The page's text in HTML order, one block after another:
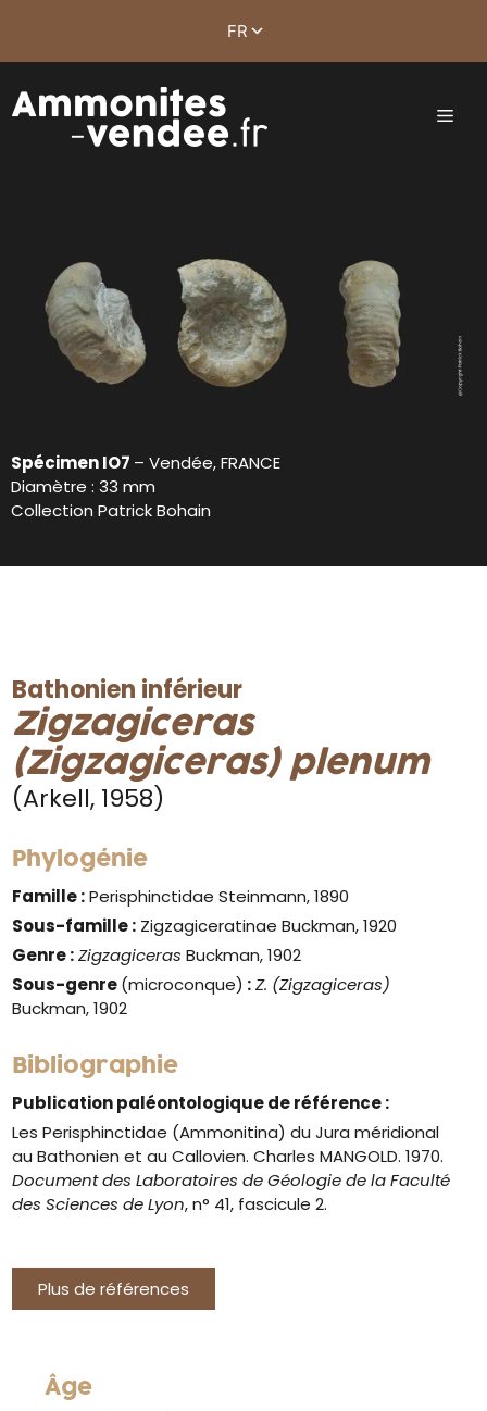
Spécimen IO7 – Vendée, FRANCE
Diamètre : 33 mm
Collection Patrick Bohain
Bathonien inférieur
Zigzagiceras
(Zigzagiceras) plenum
(Arkell, 1958)
Phylogénie
Famille :Perisphinctidae Steinmann, 1890
Sous-famille : Zigzagiceratinae Buckman, 1920
Genre: Zigzagiceras Buckman, 1902
Sous-genre(microconque) :Z. (Zigzagiceras)
Buckman, 1902
Bibliographie
Publication paléontologique de référence :
Les Perisphinctidae (Ammonitina) du Jura méridional
au Bathonien et au Callovien. Charles MANGOLD. 1970.
Document des Laboratoires de Géologie de la Faculté
des Sciences de Lyon, n° 41, fascicule 2.
Plus de références
Âge